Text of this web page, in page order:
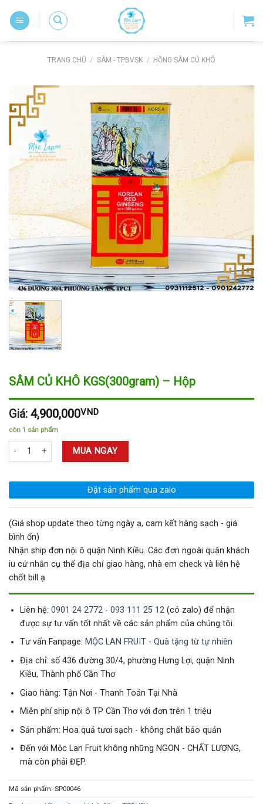
TRANG CHỦ / SÂM - TPBVSK / HỒNG SÂM CỦ KHÔ
SÂM CỦ KHÔ KGS(300gram) – Hộp
Giá: 4,900,000VND
còn 1 sản phẩm
SÂM CỦ KHÔ KGS(300gram) - Hộp số lượng
MUA NGAY
Đặt sản phẩm qua zalo
(Giá shop update theo từng ngày ạ, cam kết hàng sạch - giá
bình ổn)
Nhận ship đơn nội ô quận Ninh Kiều. Các đơn ngoài quận khách
iu cứ nhắn cụ thể địa chỉ giao hàng, nhà em check và liên hệ
chốt bill ạ
Liên hệ: 0901 24 2772- 093 111 25 12(có zalo) để nhận
được sự tư vấn tốt nhất về các sản phẩm của chúng tôi.
Tư vấn Fanpage: MỘC LAN FRUIT - Quà tặng từ tự nhiên
Địa chỉ: số 436 đường 30/4, phường Hưng Lợi, quận Ninh
Kiều, Thành phố Cần Thơ
Giao hàng: Tận Nơi - Thanh Toán Tại Nhà
Miễn phí ship nội ô TP Cần Thơ với đơn trên 1 triệu
Sản phẩm: Hoa quả tươi sạch - không chất bảo quản
Đến với Mộc Lan Fruit không những NGON - CHẤT LƯỢNG,
mà còn phải ĐẸP.
Mã sản phẩm: SP00046